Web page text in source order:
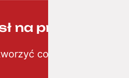
na projekt? ;-)
coś kreatywnego